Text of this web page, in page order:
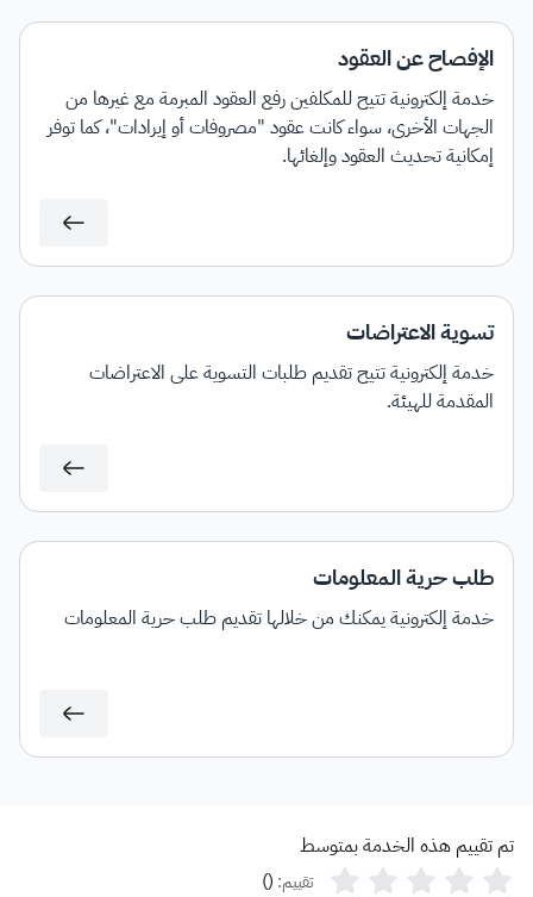
الإفصاح عن العقود
خدمة إلكترونية تتيح للمكلفين رفع العقود المبرمة مع غيرها من
الجهات الأخرى، سواء كانت عقود "مصروفات أو إيرادات"، كما توفر
إمكانية تحديث العقود وإلغائها.
تسوية الاعتراضات
خدمة إلكترونية تتيح تقديم طلبات التسوية على الاعتراضات
المقدمة للهيئة.
طلب حرية المعلومات
خدمة إلكترونية يمكنك من خلالها تقديم طلب حرية المعلومات
تم تقييم هذه الخدمة بمتوسط
تقييم: (
)